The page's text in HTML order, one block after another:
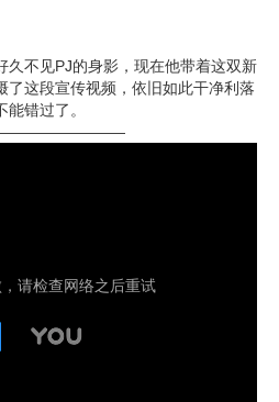
久不见PJ的身影，现在他带着这双新
了这段宣传视频，依旧如此干净利落
错过了。